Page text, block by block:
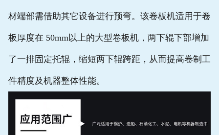
材端部需借助其它设备进行预弯。该卷板机适用于卷
板厚度在 50mm以上的大型卷板机，两下辊下部增加
了一排固定托辊，缩短两下辊跨距，从而提高卷制工
件精度及机器整体性能。